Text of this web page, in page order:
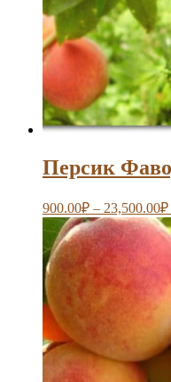
Персик
900.00₽ – 23,500.00₽